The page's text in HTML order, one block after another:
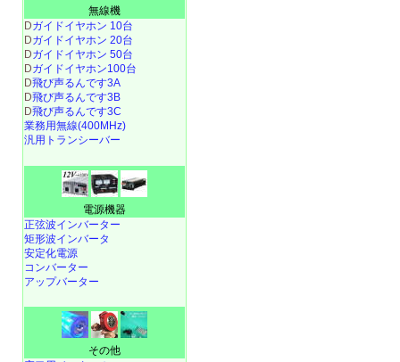
無線機
Dガイドイヤホン 10台
Dガイドイヤホン 20台
Dガイドイヤホン 50台
Dガイドイヤホン100台
D飛び声るんです3A
D飛び声るんです3B
D飛び声るんです3C
業務用無線(400MHz)
汎用トランシーバー
電源機器
正弦波インバーター
矩形波インバータ
安定化電源
コンバーター
アップバーター
その他